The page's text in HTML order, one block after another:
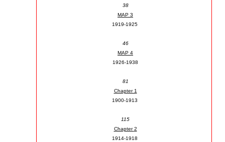
38
MAP 3
1919-1925
46
MAP 4
1926-1938
81
Chapter 1
1900-1913
115
Chapter2
1914-1918